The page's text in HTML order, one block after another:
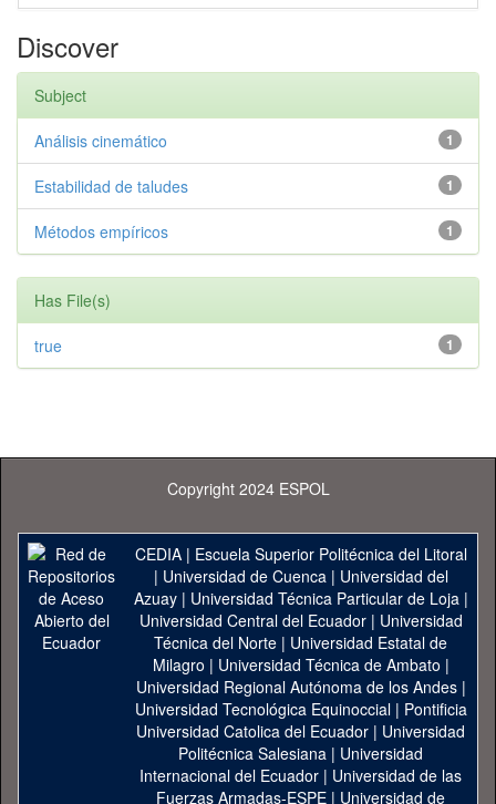
Discover
Subject
1
Análisis cinemático
1
Estabilidad de taludes
1
Métodos empíricos
Has File(s)
1
true
Copyright 2024 ESPOL
CEDIA| Escuela Superior Politécnica del Litoral
| Universidad de Cuenca| Universidad del
Azuay| Universidad Técnica Particular de Loja|
Universidad Central del Ecuador| Universidad
Técnica del Norte | Universidad Estatal de
Milagro | Universidad Técnica de Ambato |
Universidad Regional Autónoma de los Andes|
Universidad Tecnológica Equinoccial| Pontificia
Universidad Catolica del Ecuador | Universidad
Politécnica Salesiana | Universidad
Internacional del Ecuador | Universidad de las
Fuerzas Armadas-ESPE | Universidad de